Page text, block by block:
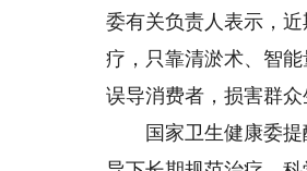
委有关负责人表示，
疗，只靠清淤术、智
误导消费者，损害群众
国家卫生健康委提